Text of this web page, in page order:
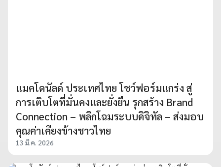
แมคโดนัลด์ ประเทศไทย โชว์ฟอร์มแกร่ง สู่
การเติบโตที่มั่นคงและยั่งยืน รุกสร้าง Brand
Connection – พลิกโฉมระบบดิจิทัล – ส่งมอบ
คุณค่าเคียงข้างชาวไทย
13 มี.ค. 2026